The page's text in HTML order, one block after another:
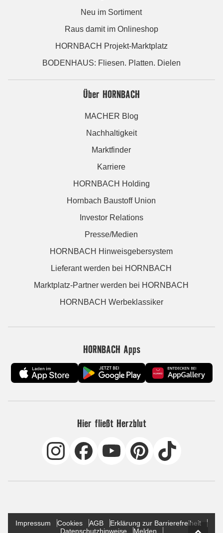
Neu im Sortiment
Raus damit im Onlineshop
HORNBACH Projekt-Marktplatz
BODENHAUS: Fliesen. Platten. Dielen
Über HORNBACH
MACHER Blog
Nachhaltigkeit
Marktfinder
Karriere
HORNBACH Holding
Hornbach Baustoff Union
Investor Relations
Presse/Medien
HORNBACH Hinweisgebersystem
Lieferant werden bei HORNBACH
Marktplatz-Partner werden bei HORNBACH
HORNBACH Werbeklassiker
HORNBACH Apps
Hier fließt Herzblut
Impressum Cookies AGB
Erklärung zur Barrierefreiheit
Datenschutzhinweise
Melden